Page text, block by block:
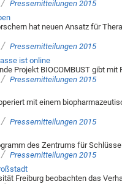
/ Pressemitteilungen 2015
hat neuen Ansatz für
/ Pressemitteilungen 2015
ist online
Projekt BIOCOMBUST gibt
/ Pressemitteilungen 2015
mit einem
/ Pressemitteilungen 2015
des Zentrums für
/ Pressemitteilungen 2015
Freiburg beobachten das